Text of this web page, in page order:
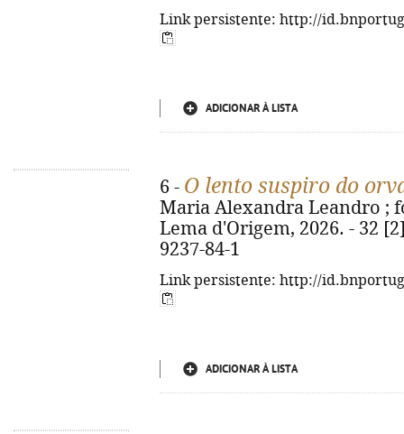
Link persistente: http://
ADICIONAR À LISTA
6 - O lento suspiro do
Maria Alexandra Leandro ;
Lema d'Origem, 2026. - 32
9237-84-1
Link persistente: http://
ADICIONAR À LISTA